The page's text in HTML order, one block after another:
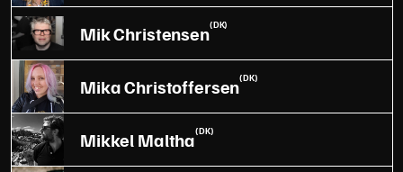
Mik Christensen(DK)
Mika Christoffersen(DK)
Mikkel Maltha(DK)